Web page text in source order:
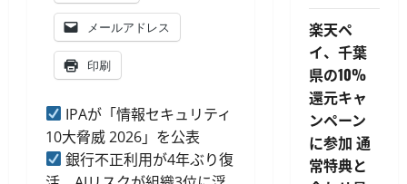
メールアドレス
印刷
IPAが「情報セキュリティ
10大脅威 2026」を公表
銀行不正利用が4年ぶり復
楽天ペ
イ、千葉
県の10%
還元キャ
ンペーン
に参加 通
常特典と